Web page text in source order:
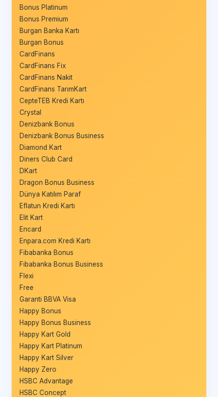
Bonus Platinum
Bonus Premium
Burgan Banka Kartı
Burgan Bonus
CardFinans
CardFinans Fix
CardFinans Nakit
CardFinans TarımKart
CepteTEB Kredi Kartı
Crystal
Denizbank Bonus
Denizbank Bonus Business
Diamond Kart
Diners Club Card
DKart
Dragon Bonus Business
Dünya Katılım Paraf
Eflatun Kredi Kartı
Elit Kart
Encard
Enpara.com Kredi Kartı
Fibabanka Bonus
Fibabanka Bonus Business
Flexi
Free
Garanti BBVA Visa
Happy Bonus
Happy Bonus Business
Happy Kart Gold
Happy Kart Platinum
Happy Kart Silver
Happy Zero
HSBC Advantage
HSBC Concept